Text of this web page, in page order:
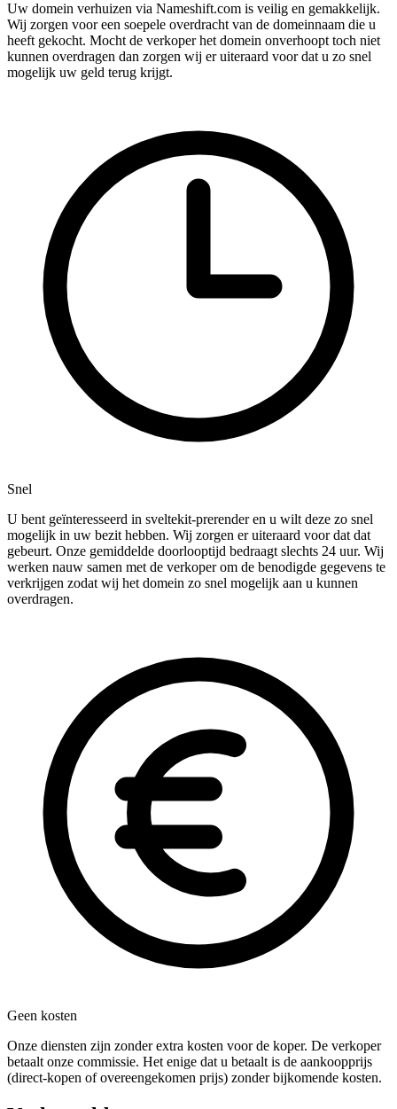
Uw domein verhuizen via Nameshift.com is veilig en gemakkelijk.
Wij zorgen voor een soepele overdracht van de domeinnaam die u
heeft gekocht. Mocht de verkoper het domein onverhoopt toch niet
kunnen overdragen dan zorgen wij er uiteraard voor dat u zo snel
mogelijk uw geld terug krijgt.
Snel
U bent geïnteresseerd in sveltekit-prerender en u wilt deze zo snel
mogelijk in uw bezit hebben. Wij zorgen er uiteraard voor dat dat
gebeurt. Onze gemiddelde doorlooptijd bedraagt slechts 24 uur. Wij
werken nauw samen met de verkoper om de benodigde gegevens te
verkrijgen zodat wij het domein zo snel mogelijk aan u kunnen
overdragen.
Geen kosten
Onze diensten zijn zonder extra kosten voor de koper. De verkoper
betaalt onze commissie. Het enige dat u betaalt is de aankoopprijs
(direct-kopen of overeengekomen prijs) zonder bijkomende kosten.